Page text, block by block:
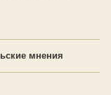
мнения